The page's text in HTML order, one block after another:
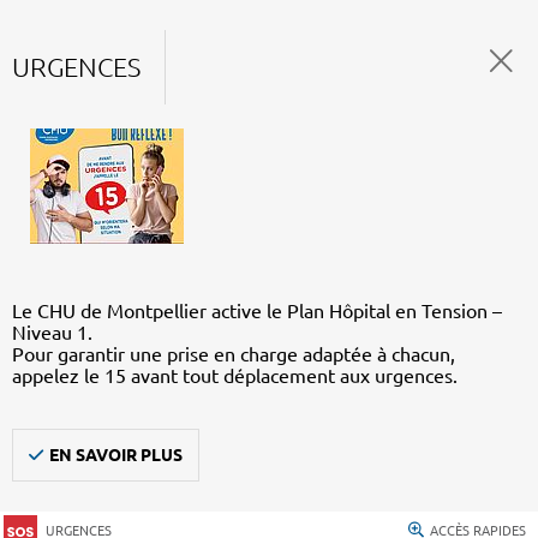
URGENCES
Le CHU de Montpellier active le Plan Hôpital en Tension –
Niveau 1.
Pour garantir une prise en charge adaptée à chacun,
appelez le 15 avant tout déplacement aux urgences.
EN SAVOIR PLUS
URGENCES ACCÈS RAPIDES